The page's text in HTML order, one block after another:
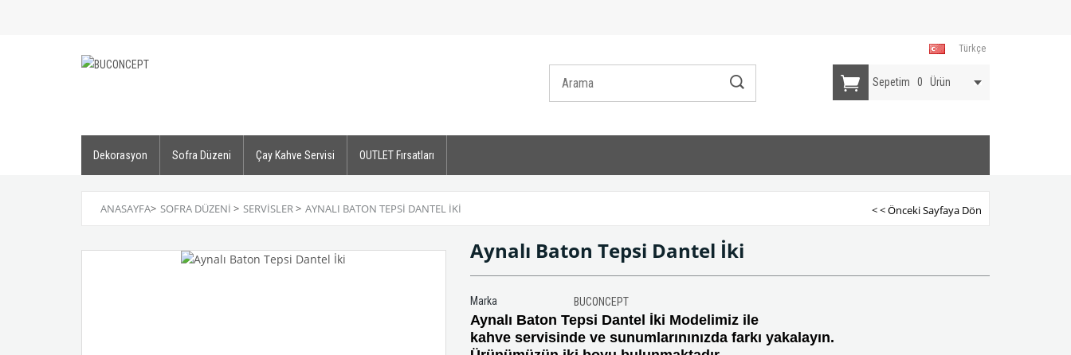
Türkçe
Sepetim 0 Ürün
Dekorasyon Sofra Düzeni Çay Kahve Servisi OUTLET Fırsatları
ANASAYFA> SOFRA DÜZENI > SERVISLER> AYNALI BATON TEPSI DANTEL İKI < < Önceki Sayfaya Dön
Aynalı Baton Tepsi Dantel İki
Marka BUCONCEPT
Aynalı Baton Tepsi Dantel İki Modelimiz ile
kahve servisinde ve sunumlarınınızda farkı yakalayın.